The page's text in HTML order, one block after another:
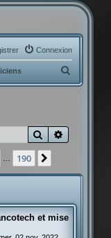
Connexion
e
e
Rechercher
190
et mise